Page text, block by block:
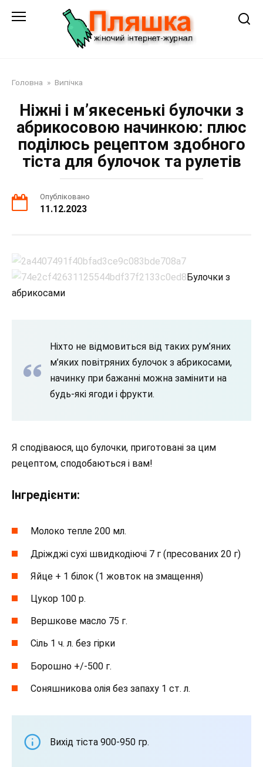
Головна » Випічка
Ніжні і м’якесенькі булочки з
абрикосовою начинкою: плюс
поділюсь рецептом здобного
тіста для булочок та рулетів
Опубліковано
11.12.2023
Булочки з
абрикосами
Ніхто не відмовиться від таких рум’яних
м’яких повітряних булочок з абрикосами,
начинку при бажанні можна замінити на
будь-які ягоди і фрукти.
Я сподіваюся, що булочки, приготовані за цим
рецептом, сподобаються і вам!
Інгредієнти:
Молоко тепле 200 мл.
Дріжджі сухі швидкодіючі 7 г (пресованих 20 г)
Яйце + 1 білок (1 жовток на змащення)
Цукор 100 р.
Вершкове масло 75 г.
Сіль 1 ч. л. без гірки
Борошно +/-500 г.
Соняшникова олія без запаху 1 ст. л.
Вихід тіста 900-950 гр.